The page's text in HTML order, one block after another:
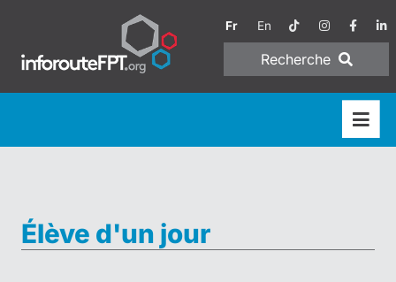
Fr En
Recherche
Élève d'un jour